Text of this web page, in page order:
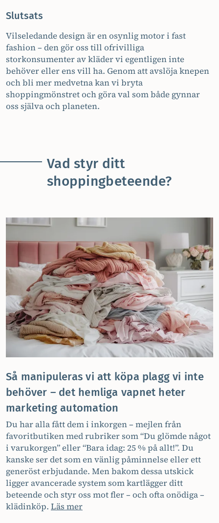
Slutsats
Vilseledande design är en osynlig motor i fast
fashion – den gör oss till ofrivilliga
storkonsumenter av kläder vi egentligen inte
behöver eller ens vill ha. Genom att avslöja knepen
och bli mer medvetna kan vi bryta
shoppingmönstret och göra val som både gynnar
oss själva och planeten.
Vad styr ditt
shoppingbeteende?
Så manipuleras vi att köpa plagg vi inte
behöver – det hemliga vapnet heter
marketing automation
Du har alla fått dem i inkorgen – mejlen från
favoritbutiken med rubriker som “Du glömde något
i varukorgen” eller “Bara idag: 25 % på allt!”. Du
kanske ser det som en vänlig påminnelse eller ett
generöst erbjudande. Men bakom dessa utskick
ligger avancerade system som kartlägger ditt
beteende och styr oss mot fler – och ofta onödiga –
klädinköp. Läs mer